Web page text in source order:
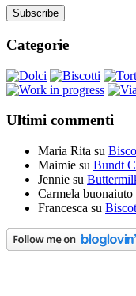
Categorie
Ultimi commenti
Maria Rita su
Maimie su Bundt
Jennie su
Carmela buonaiuto
Francesca su